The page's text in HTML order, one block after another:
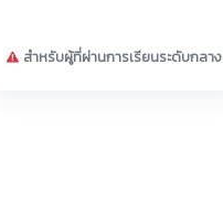
สำหรับผู้ที่ผ่านการเรียนระดับกลาง